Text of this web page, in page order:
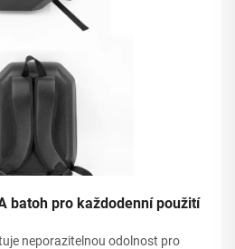
batoh pro každodenní použití
neporazitelnou odolnost pro